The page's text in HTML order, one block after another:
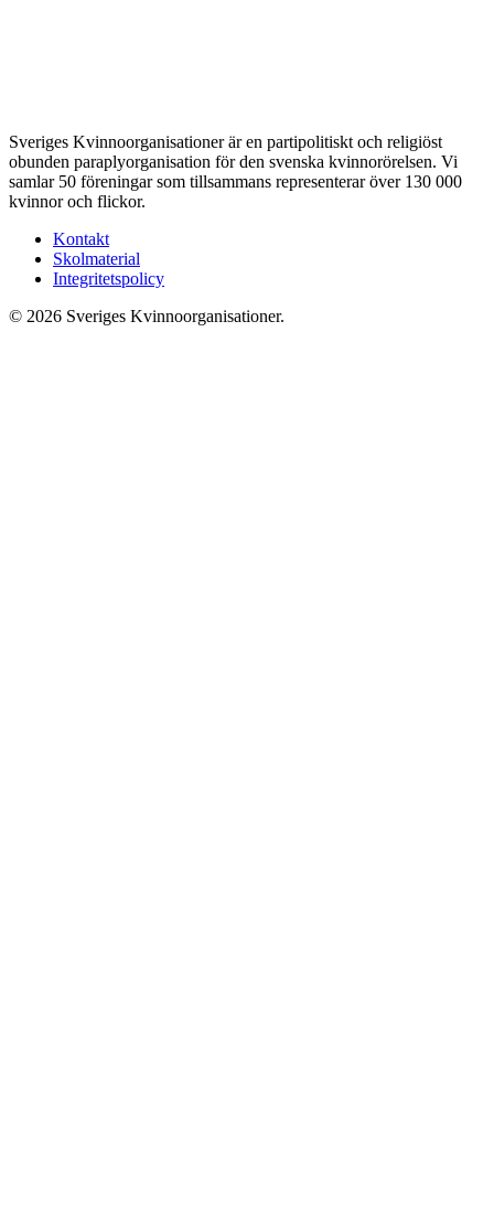
Sveriges Kvinnoorganisationer är en partipolitiskt och religiöst
obunden paraplyorganisation för den svenska kvinnorörelsen. Vi
samlar 50 föreningar som tillsammans representerar över 130 000
kvinnor och flickor.
Kontakt
Skolmaterial
Integritetspolicy
© 2026 Sveriges Kvinnoorganisationer.